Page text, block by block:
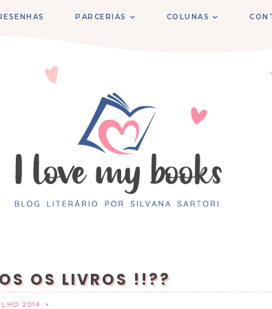
PARCERIAS COLUNAS
OS LIVROS !!??
2014 •